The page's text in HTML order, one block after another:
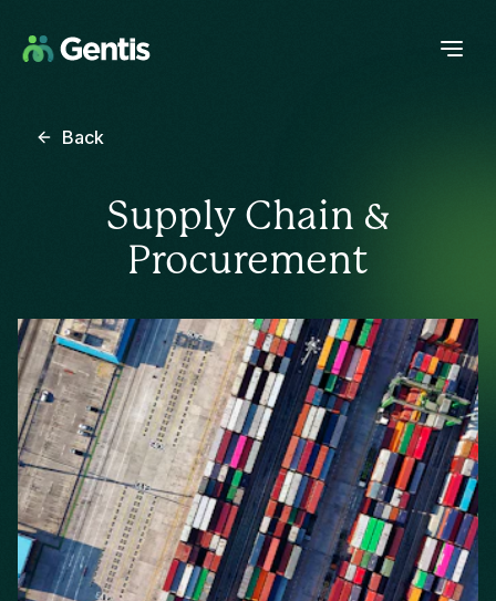
Back
Supply Chain &
Procurement